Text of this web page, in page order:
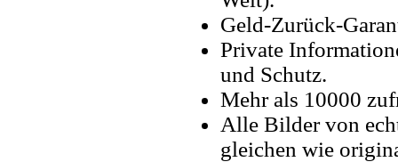
Geld-Zurück-
Private
und Schutz.
Mehr als 10000
Alle Bilder von
gleichen wie